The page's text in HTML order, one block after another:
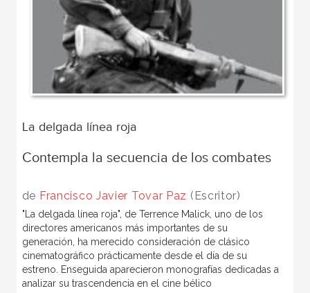
La delgada línea roja
Contempla la secuencia de los combates
de Francisco Javier Tovar Paz (Escritor)
"La delgada línea roja", de Terrence Malick, uno de los
directores americanos más importantes de su
generación, ha merecido consideración de clásico
cinematográfico prácticamente desde el día de su
estreno. Enseguida aparecieron monografías dedicadas a
analizar su trascendencia en el cine bélico